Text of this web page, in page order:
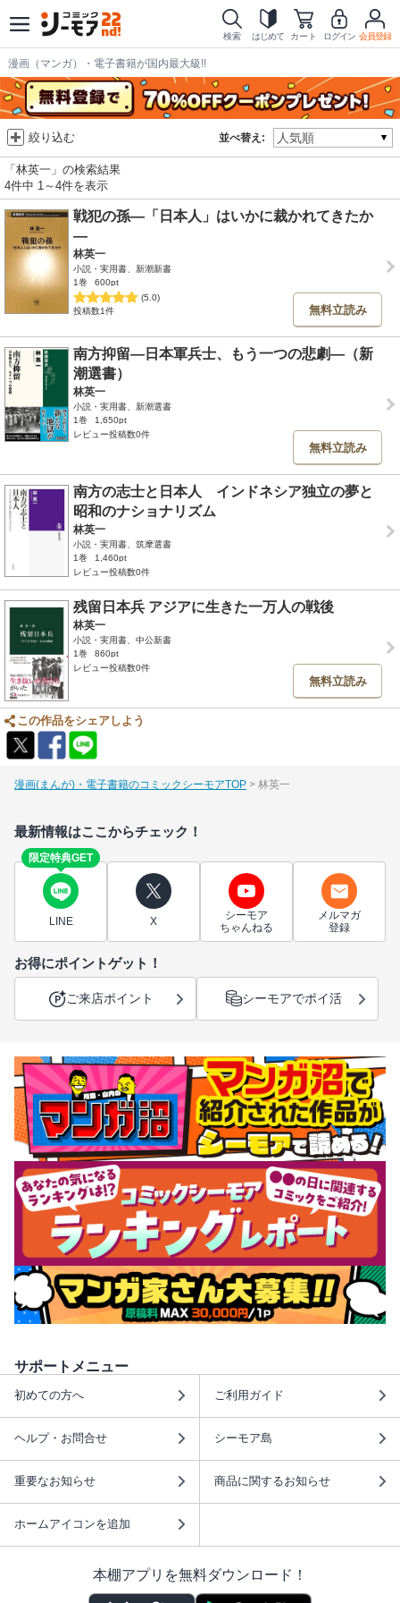
検索 はじめて カート ログイン 会員登録
漫画（マンガ）・電子書籍が国内最大級!!
並べ替え:
絞り込む
「林英一」の検索結果
4件中 1～4件を表示
戦犯の孫―「日本人」はいかに裁かれてきたか
―
林英一
小説・実用書、新潮新書
1巻
600pt
(5.0)
投稿数1件
無料立読み
南方抑留―日本軍兵士、もう一つの悲劇―（新
潮選書）
林英一
小説・実用書、新潮選書
1巻
1,650pt
レビュー投稿数0件
無料立読み
南方の志士と日本人 インドネシア独立の夢と
昭和のナショナリズム
林英一
小説・実用書、筑摩選書
1巻
1,460pt
レビュー投稿数0件
残留日本兵 アジアに生きた一万人の戦後
林英一
小説・実用書、中公新書
1巻
860pt
レビュー投稿数0件
無料立読み
この作品をシェアしよう
漫画(まんが)・電子書籍のコミックシーモアTOP 林英一
最新情報はここからチェック！
限定特典GET
LINE X
シーモア
ちゃんねる
メルマガ
登録
お得にポイントゲット！
ご来店ポイント シーモアでポイ活
サポートメニュー
初めての方へ ご利用ガイド
ヘルプ・お問合せ シーモア島
重要なお知らせ 商品に関するお知らせ
ホームアイコンを追加
本棚アプリを無料ダウンロード！